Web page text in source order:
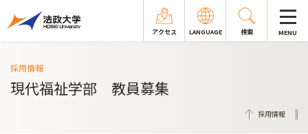
アクセス LANGUAGE 検索 MENU
採用情報
現代福祉学部 教員募集
採用情報